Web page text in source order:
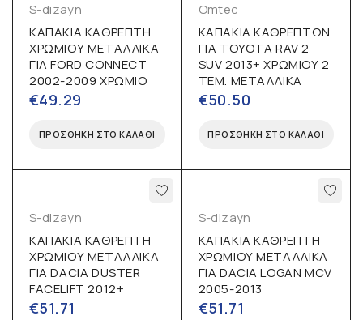
S-dizayn
ΚΑΠΑΚΙΑ ΚΑΘΡΕΠΤΗ
ΧΡΩΜΙΟΥ ΜΕΤΑΛΛΙΚΑ
ΓΙΑ FORD CONNECT
2002-2009 ΧΡΩΜΙΟ
€49.29
ΠΡΟΣΘΉΚΗ ΣΤΟ ΚΑΛΆΘΙ
Omtec
ΚΑΠΑΚΙΑ ΚΑΘΡΕΠΤΩΝ
ΓΙΑ TOYOTA RAV 2
SUV 2013+ ΧΡΩΜΙΟΥ 2
ΤΕΜ. ΜΕΤΑΛΛΙΚΑ
€50.50
ΠΡΟΣΘΉΚΗ ΣΤΟ ΚΑΛΆΘΙ
S-dizayn
ΚΑΠΑΚΙΑ ΚΑΘΡΕΠΤΗ
ΧΡΩΜΙΟΥ ΜΕΤΑΛΛΙΚΑ
ΓΙΑ DACIA DUSTER
FACELIFT 2012+
€51.71
S-dizayn
ΚΑΠΑΚΙΑ ΚΑΘΡΕΠΤΗ
ΧΡΩΜΙΟΥ ΜΕΤΑΛΛΙΚΑ
ΓΙΑ DACIA LOGAN MCV
2005-2013
€51.71